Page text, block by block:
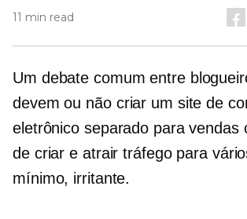
11 min read
Um debate comum entre
devem ou não criar um site de
eletrônico separado para vendas
de criar e atrair tráfego para
mínimo, irritante.